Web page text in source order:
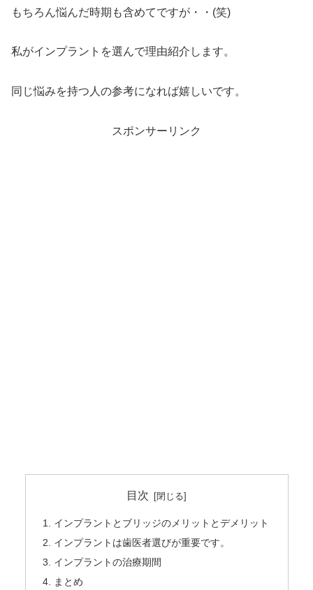
もちろん悩んだ時期も含めてですが・・(笑)
私がインプラントを選んで理由紹介します。
同じ悩みを持つ人の参考になれば嬉しいです。
スポンサーリンク
目次
インプラントとブリッジのメリットとデメリット
インプラントは歯医者選びが重要です。
インプラントの治療期間
まとめ